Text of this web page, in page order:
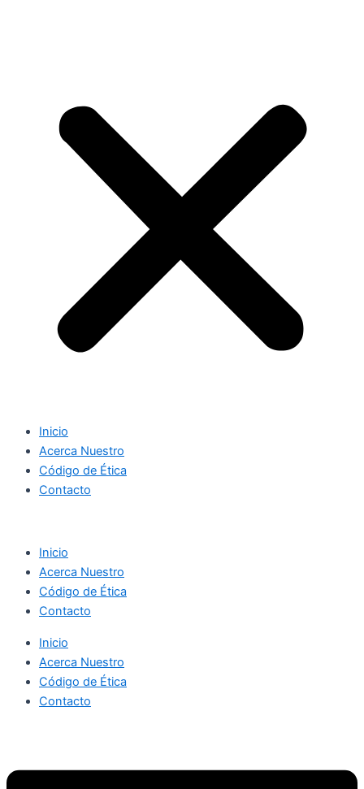
Inicio
Acerca Nuestro
Código de Ética
Contacto
Inicio
Acerca Nuestro
Código de Ética
Contacto
Inicio
Acerca Nuestro
Código de Ética
Contacto